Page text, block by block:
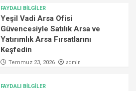
FAYDALI BİLGİLER
Yeşil Vadi Arsa Ofisi
Güvencesiyle Satılık Arsa ve
Yatırımlık Arsa Fırsatlarını
Keşfedin
Temmuz 23, 2026 admin
FAYDALI BİLGİLER